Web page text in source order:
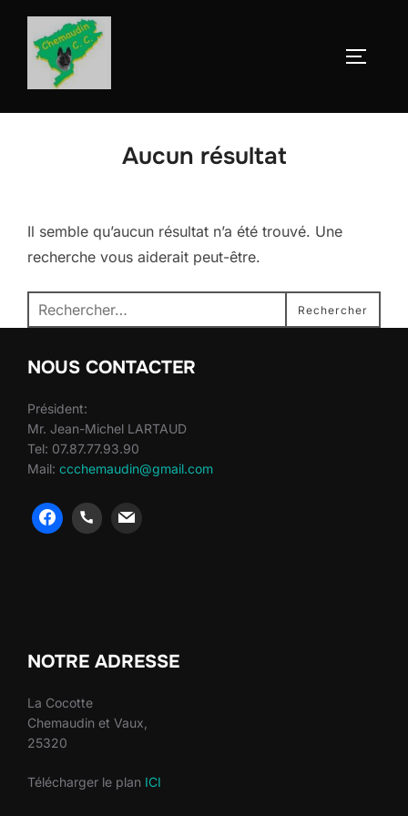
Aller
contenu
Aucun résultat
Il semble qu’aucun résultat n’a été trouvé. Une
recherche vous aiderait peut-être.
Recherche
pour :
Rechercher
NOUS CONTACTER
Président:
Mr. Jean-Michel LARTAUD
Tel: 07.87.77.93.90
Mail: ccchemaudin@gmail.com
NOTRE ADRESSE
La Cocotte
Chemaudin et Vaux,
25320
Télécharger le plan ICI